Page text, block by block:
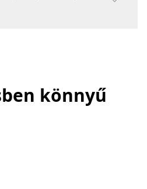
könnyű